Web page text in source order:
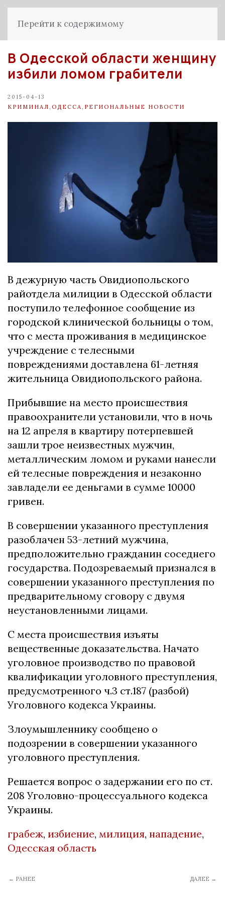
Перейти к содержимому
В Одесской области женщину
избили ломом грабители
2015-04-13
КРИМИНАЛ ОДЕССА РЕГИОНАЛЬНЫЕ НОВОСТИ
В дежурную часть Овидиопольского
райотдела милиции в Одесской области
поступило телефонное сообщение из
городской клинической больницы о том,
что с места проживания в медицинское
учреждение с телесными
повреждениями доставлена 61-летняя
жительница Овидиопольского района.
Прибывшие на место происшествия
правоохранители установили, что в ночь
на 12 апреля в квартиру потерпевшей
зашли трое неизвестных мужчин,
металлическим ломом и руками нанесли
ей телесные повреждения и незаконно
завладели ее деньгами в сумме 10000
гривен.
В совершении указанного преступления
разоблачен 53-летний мужчина,
предположительно гражданин соседнего
государства. Подозреваемый признался в
совершении указанного преступления по
предварительному сговору с двумя
неустановленными лицами.
С места происшествия изъяты
вещественные доказательства. Начато
уголовное производство по правовой
квалификации уголовного преступления,
предусмотренного ч.3 ст.187 (разбой)
Уголовного кодекса Украины.
Злоумышленнику сообщено о
подозрении в совершении указанного
уголовного преступления.
Решается вопрос о задержании его по ст.
208 Уголовно-процессуального кодекса
Украины.
грабеж, избиение, милиция, нападение,
Одесская область
← РАНЕЕ ДАЛЕЕ →